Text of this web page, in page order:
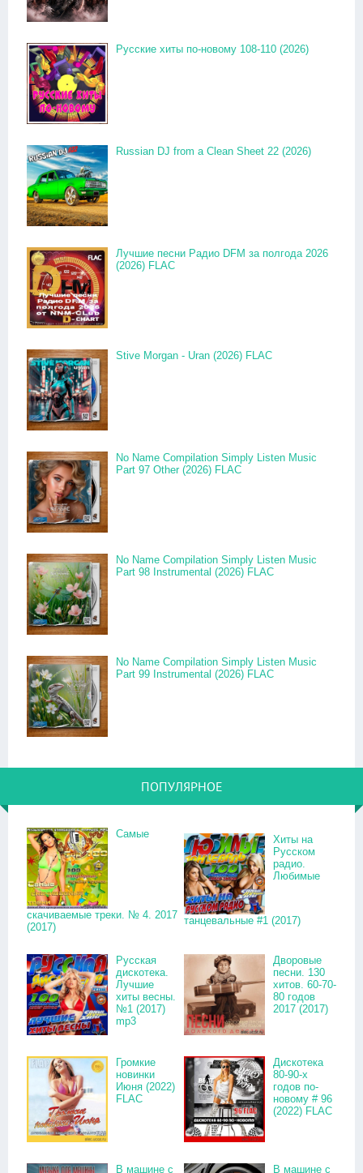
Русские хиты по-новому 108-110 (2026)
Russian DJ from a Clean Sheet 22 (2026)
Лучшие песни Радио DFM за полгода 2026
(2026) FLAC
Stive Morgan - Uran (2026) FLAC
No Name Compilation Simply Listen Music
Part 97 Other (2026) FLAC
No Name Compilation Simply Listen Music
Part 98 Instrumental (2026) FLAC
No Name Compilation Simply Listen Music
Part 99 Instrumental (2026) FLAC
ПОПУЛЯРНОЕ
Самые
скачиваемые треки. № 4. 2017
(2017)
Хиты на
Русском
радио.
Любимые
танцевальные #1 (2017)
Русская
дискотека.
Лучшие
хиты весны.
№1 (2017)
mp3
Дворовые
песни. 130
хитов. 60-70-
80 годов
2017 (2017)
Громкие
новинки
Июня (2022)
FLAC
Дискотека
80-90-х
годов по-
новому # 96
(2022) FLAC
В машине с В машине с